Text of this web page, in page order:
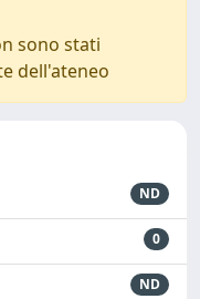
sono stati
dell'ateneo
ND
0
ND